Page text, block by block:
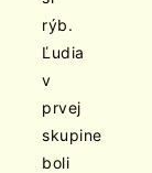
rýb.
Ľudia
v
prvej
skupine
boli